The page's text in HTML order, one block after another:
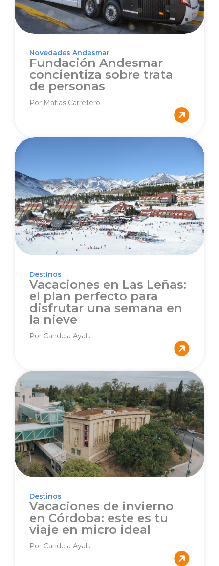
Novedades Andesmar
Fundación Andesmar
concientiza sobre trata
de personas
Por Matias Carretero
Destinos
Vacaciones en Las Leñas:
el plan perfecto para
disfrutar una semana en
la nieve
Por Candela Ayala
Destinos
Vacaciones de invierno
en Córdoba: este es tu
viaje en micro ideal
Por Candela Ayala